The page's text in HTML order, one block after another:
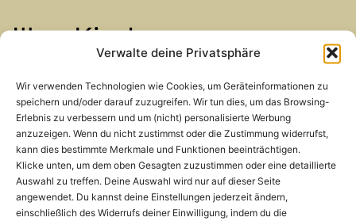
Verwalte deine Privatsphäre
Wir verwenden Technologien wie Cookies, um Geräteinformationen zu
speichern und/oder darauf zuzugreifen. Wir tun dies, um das Browsing-
Erlebnis zu verbessern und um (nicht) personalisierte Werbung
anzuzeigen. Wenn du nicht zustimmst oder die Zustimmung widerrufst,
kann dies bestimmte Merkmale und Funktionen beeinträchtigen.
Klicke unten, um dem oben Gesagten zuzustimmen oder eine detaillierte
Auswahl zu treffen. Deine Auswahl wird nur auf dieser Seite
angewendet. Du kannst deine Einstellungen jederzeit ändern,
einschließlich des Widerrufs deiner Einwilligung, indem du die
Illus Kinder